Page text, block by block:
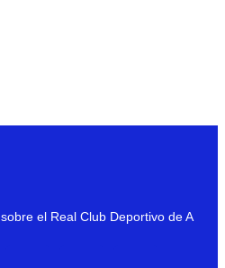
sobre el Real Club Deportivo de A